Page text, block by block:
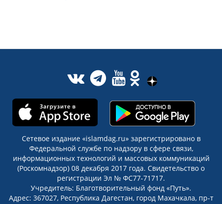
Сетевое издание «islamdag.ru» зарегистрировано в
Федеральной службе по надзору в сфере связи,
информационных технологий и массовых коммуникаций
(Роскомнадзор) 08 декабря 2017 года. Свидетельство о
регистрации Эл № ФС77-71717.
Учредитель: Благотворительный фонд «Путь».
Адрес: 367027, Республика Дагестан, город Махачкала, пр-т